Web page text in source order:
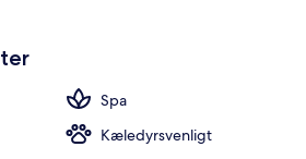
Spa
Kæledyrsvenligt